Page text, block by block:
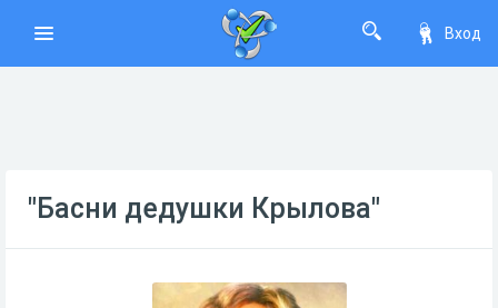
Вход
"Басни дедушки Крылова"